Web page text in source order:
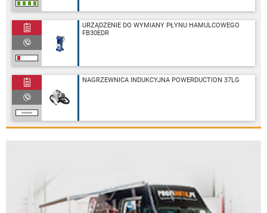
URZĄDZENIE DO WYMIANY PŁYNU HAMULCOWEGO
FB30EDR
NAGRZEWNICA INDUKCYJNA POWERDUCTION 37LG